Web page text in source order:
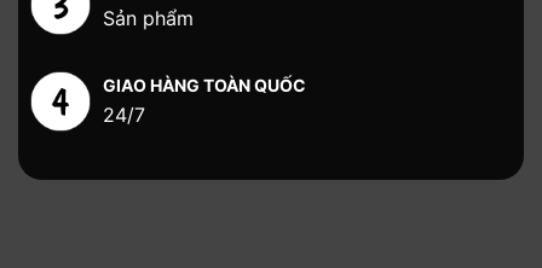
Sản phẩm
GIAO HÀNG TOÀN QUỐC
24/7